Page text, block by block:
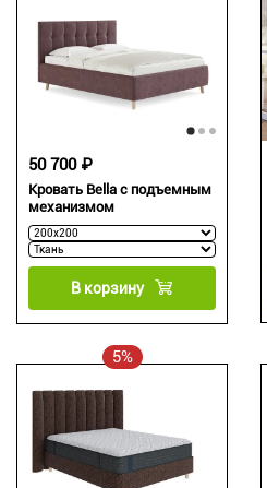
Кровать Bella с подъемным
механизмом
50 700 ₽
В корзину
5%